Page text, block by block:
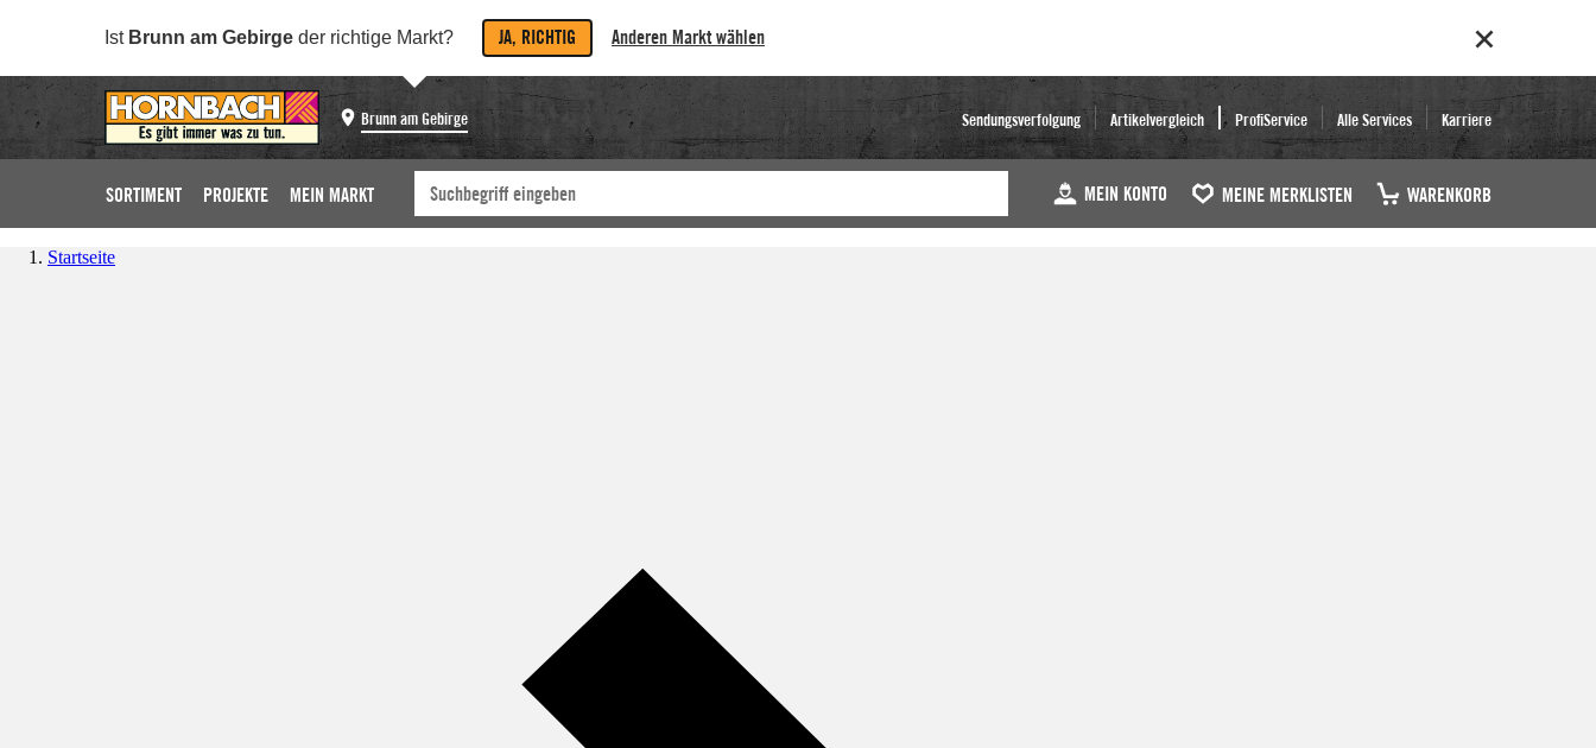
Ist Brunn am Gebirge der richtige Markt? JA, RICHTIG Anderen Markt wählen
Brunn am Gebirge Sendungsverfolgung Artikelvergleich ProfiService Alle Services Karriere
SORTIMENT PROJEKTE MEIN MARKT MEIN KONTO MEINE MERKLISTEN WARENKORB
Startseite